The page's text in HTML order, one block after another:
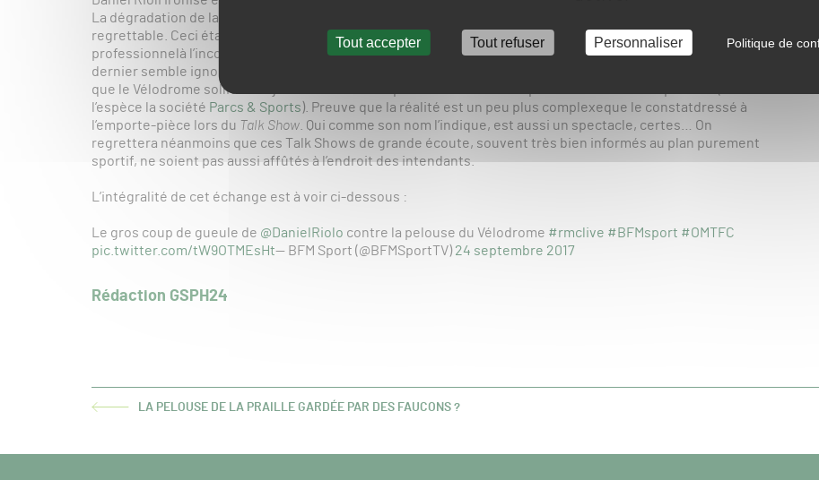
Tout accepter Tout refuser Personnaliser Politique de
La dégradation de la qualité des terrains de Ligue 1 de cette rentrée 2017 est évidemment particulièrement
regrettable. Ceci étant dit, il parait assez irréaliste d’imputer tous les maux des gazons de sport
professionnelà l’incompétence desjardiniers, comme le laisse sous-entendre Daniel Riolo… Par ailleurs, ce
dernier semble ignorer – en chargeant les jardiniers de la ville de Marseille et faisant l’éloge de « privés »-
que le Vélodrome sollicite déjà les services d’un prestataire extérieur pour l’entretien de sa pelouse (en
l’espèce la société Parcs & Sports). Preuve que la réalité est un peu plus complexeque le constatdressé à
l’emporte-pièce lors du Talk Show. Qui comme son nom l’indique, est aussi un spectacle, certes… On
regrettera néanmoins que ces Talk Shows de grande écoute, souvent très bien informés au plan purement
sportif, ne soient pas aussi affûtés à l’endroit des intendants.
L’intégralité de cet échange est à voir ci-dessous :
Le gros coup de gueule de @DanielRiolo contre la pelouse du Vélodrome #rmclive #BFMsport #OMTFC
pic.twitter.com/tW9OTMEsHt— BFM Sport (@BFMSportTV)24 septembre 2017
Rédaction GSPH24
ARTICLELA PELOUSE DE LA PRAILLE GARDÉE PAR DES FAUCONS ?